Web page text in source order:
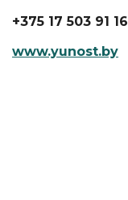
+375 17 503 91 16
www.yunost.by